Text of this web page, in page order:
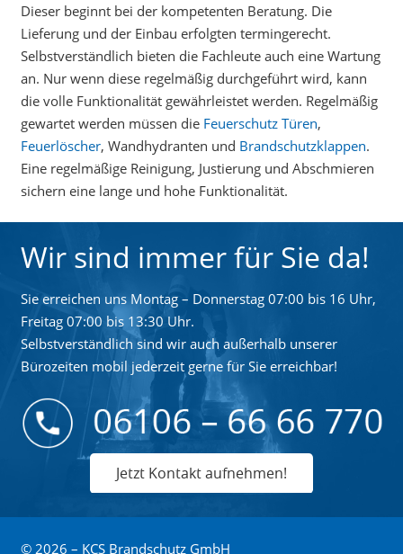
Dieser beginnt bei der kompetenten Beratung. Die
Lieferung und der Einbau erfolgten termingerecht.
Selbstverständlich bieten die Fachleute auch eine Wartung
an. Nur wenn diese regelmäßig durchgeführt wird, kann
die volle Funktionalität gewährleistet werden. Regelmäßig
gewartet werden müssen die Feuerschutz Türen,
Feuerlöscher, Wandhydranten und Brandschutzklappen.
Eine regelmäßige Reinigung, Justierung und Abschmieren
sichern eine lange und hohe Funktionalität.
Wir sind immer für Sie da!
Sie erreichen uns Montag – Donnerstag 07:00 bis 16 Uhr,
Freitag 07:00 bis 13:30 Uhr.
Selbstverständlich sind wir auch außerhalb unserer
Bürozeiten mobil jederzeit gerne für Sie erreichbar!
Jetzt Kontakt aufnehmen!
© 2026 – KCS Brandschutz GmbH